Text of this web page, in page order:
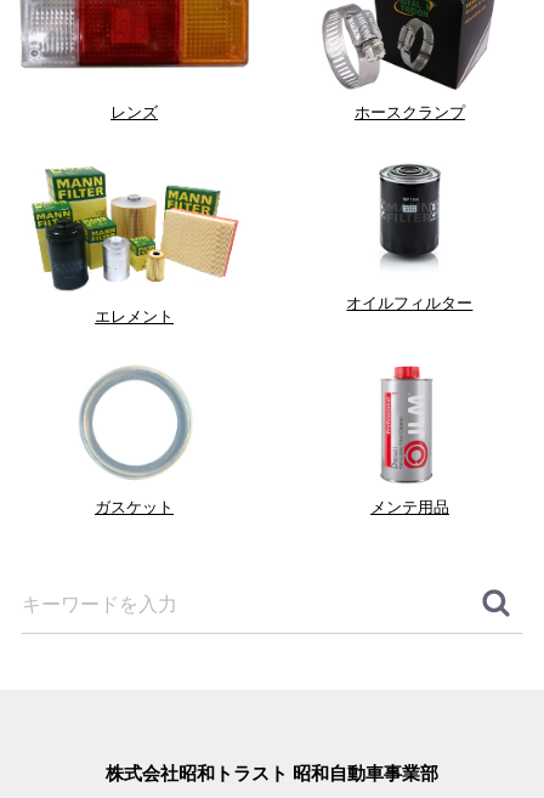
レンズ ホースクランプ
エレメント
オイルフィルター
ガスケット メンテ用品
株式会社昭和トラスト 昭和自動車事業部